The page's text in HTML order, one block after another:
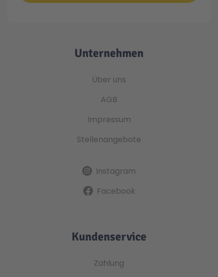
Unternehmen
Über uns
AGB
Impressum
Stellenangebote
Instagram
Facebook
Kundenservice
Zahlung